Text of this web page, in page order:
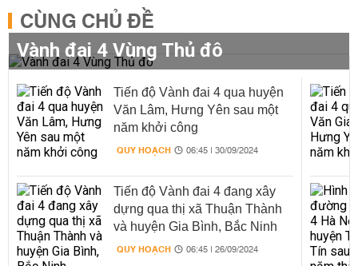
CÙNG CHỦ ĐỀ
Vành đai 4 Vùng Thủ đô
Tiến độ Vành đai 4 qua huyện
Văn Lâm, Hưng Yên sau một
năm khởi công
QUY HOẠCH 06:45 | 30/09/2024
Tiến độ Vành đai 4 đang xây
dựng qua thị xã Thuận Thành
và huyện Gia Bình, Bắc Ninh
QUY HOẠCH 06:45 | 26/09/2024